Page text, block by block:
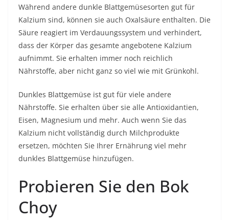
Während andere dunkle Blattgemüsesorten gut für
Kalzium sind, können sie auch Oxalsäure enthalten. Die
Säure reagiert im Verdauungssystem und verhindert,
dass der Körper das gesamte angebotene Kalzium
aufnimmt. Sie erhalten immer noch reichlich
Nährstoffe, aber nicht ganz so viel wie mit Grünkohl.
Dunkles Blattgemüse ist gut für viele andere
Nährstoffe. Sie erhalten über sie alle Antioxidantien,
Eisen, Magnesium und mehr. Auch wenn Sie das
Kalzium nicht vollständig durch Milchprodukte
ersetzen, möchten Sie Ihrer Ernährung viel mehr
dunkles Blattgemüse hinzufügen.
Probieren Sie den Bok
Choy